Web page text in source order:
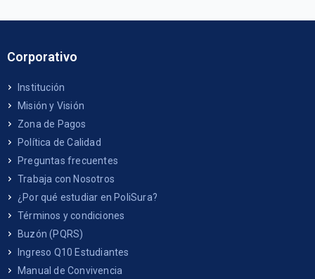
Corporativo
Institución
Misión y Visión
Zona de Pagos
Política de Calidad
Preguntas frecuentes
Trabaja con Nosotros
¿Por qué estudiar en PoliSura?
Términos y condiciones
Buzón (PQRS)
Ingreso Q10 Estudiantes
Manual de Convivencia